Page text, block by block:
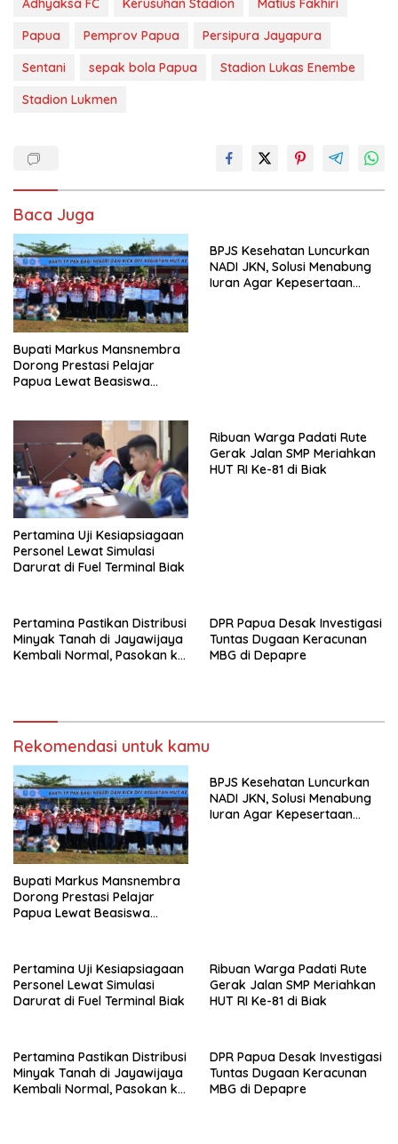
Adhyaksa FC Kerusuhan Stadion
Matius Fakhiri
Papua
Pemprov Papua
Persipura Jayapura
Sentani
sepak bola Papua
Stadion Lukas Enembe
Stadion Lukmen
Baca Juga
Bupati Markus Mansnembra
Dorong Prestasi Pelajar
Papua Lewat Beasiswa
BPJS Kesehatan Luncurkan
NADI JKN, Solusi Menabung
Iuran Agar Kepesertaan
Pertamina Uji Kesiapsiagaan
Personel Lewat Simulasi
Darurat di Fuel Terminal Biak
Ribuan Warga Padati Rute
Gerak Jalan SMP Meriahkan
HUT RI Ke-81 di Biak
Pertamina Pastikan Distribusi
Minyak Tanah di Jayawijaya
Kembali Normal, Pasokan ke
DPR Papua Desak Investigasi
Tuntas Dugaan Keracunan
MBG di Depapre
Rekomendasi untuk kamu
Bupati Markus Mansnembra
Dorong Prestasi Pelajar
Papua Lewat Beasiswa
BPJS Kesehatan Luncurkan
NADI JKN, Solusi Menabung
Iuran Agar Kepesertaan
Pertamina Uji Kesiapsiagaan
Personel Lewat Simulasi
Darurat di Fuel Terminal Biak
Ribuan Warga Padati Rute
Gerak Jalan SMP Meriahkan
HUT RI Ke-81 di Biak
Pertamina Pastikan Distribusi
Minyak Tanah di Jayawijaya
Kembali Normal, Pasokan ke
DPR Papua Desak Investigasi
Tuntas Dugaan Keracunan
MBG di Depapre